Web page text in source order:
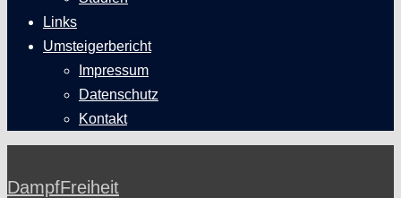
Links
Umsteigerbericht
Impressum
Datenschutz
Kontakt
DampfFreiheit